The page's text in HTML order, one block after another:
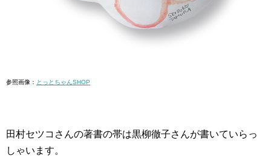
参照画像： とっとちゃんSHOP
田村セツコさんの著書の帯は黒柳徹子さんが書いていらっ
しゃいます。